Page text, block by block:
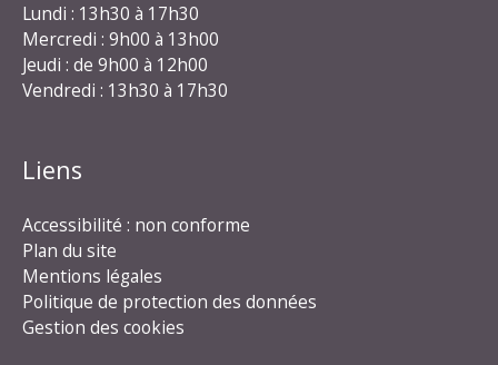
Lundi : 13h30 à 17h30
Mercredi : 9h00 à 13h00
Jeudi : de 9h00 à 12h00
Vendredi : 13h30 à 17h30
Liens
Accessibilité : non conforme
Plan du site
Mentions légales
Politique de protection des données
Gestion des cookies